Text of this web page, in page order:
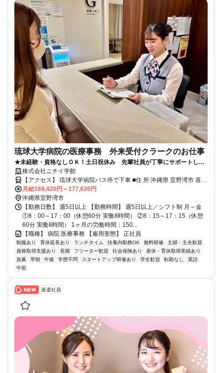
琉球大学病院の医療事務 外来受付クラークのお仕事
★未経験・資格なしＯＫ！土日祝休み 先輩社員が丁寧にサポートしま
す！中部エリアでお仕事相談会開催中！
株式会社ニチイ学館
【アクセス】 琉球大学病院バス停で下車 ■住 所 沖縄県 宜野湾市 喜友
名1076番地 ■アクセス 琉球大学病院バス停で下車
月給169,420円～177,620円
沖縄県宜野湾市
【勤務日数】 週5日以上 【勤務時間】 週5日以上／シフト制 月～金
①8：00～17：00（休憩60分 実働8時間） ②8：15～17：15（休憩
60分 実働8時間） 1ヶ月の労働時間：150...
【職種】 病院 医療事務 【雇用形態】 正社員
制服あり 育休延長あり ランチタイム 扶養内勤務OK 無料研修
主婦・主夫歓迎
資格取得支援あり
長期 フリーター歓迎 社会保険あり
産休・育休取得実績あり
急募
早朝 午後 学歴不問 スタートアップ研修あり 学生歓迎 転勤なし
英語
午前
派遣社員